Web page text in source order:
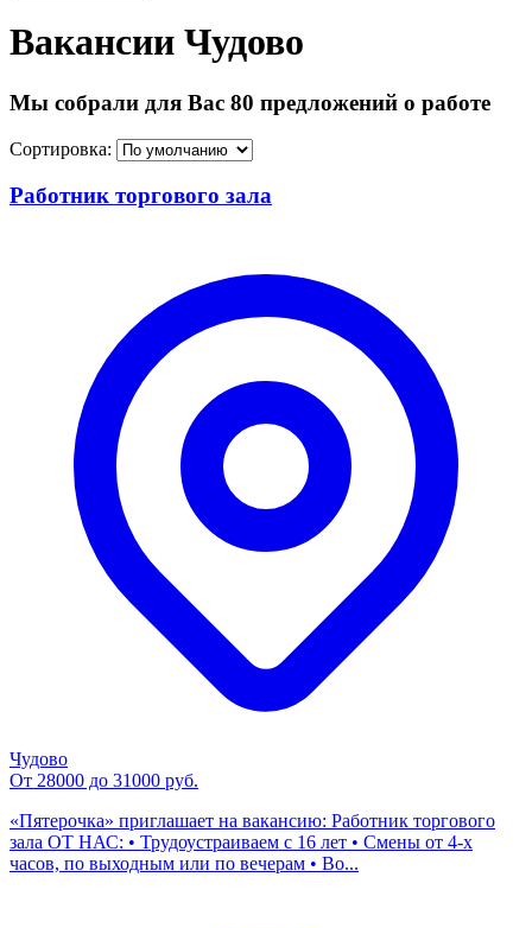
Вакансии Чудово
Мы собрали для Вас 80 предложений о работе
Сортировка:
Работник торгового зала
Чудово
От 28000 до 31000 руб.
«Пятерочка» приглашает на вакансию: Работник торгового
зала ОТ НАС: • Трудоустраиваем с 16 лет • Смены от 4-х
часов, по выходным или по вечерам • Во...